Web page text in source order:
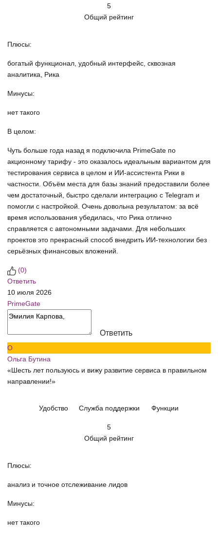
5
Общий рейтинг
Плюсы:
богатый функционал, удобный интерфейс, сквозная
аналитика, Рика
Минусы:
нет такого
В целом:
Чуть больше года назад я подключила PrimeGate по
акционному тарифу - это оказалось идеальным вариантом для
тестирования сервиса в целом и ИИ‑ассистента Рики в
частности. Объём места для базы знаний предоставили более
чем достаточный, быстро сделали интеграцию с Telegram и
помогли с настройкой. Очень довольна результатом: за всё
время использования убедилась, что Рика отлично
справляется с автономными задачами. Для небольших
проектов это прекрасный способ внедрить ИИ‑технологии без
серьёзных финансовых вложений.
(0)
Ответить
10 июля 2026
PrimeGate
Ответить
О
Ольга Бутина
«Шесть лет пользуюсь и вижу развитие сервиса в правильном
направлении!»
Удобство Служба поддержки Функции
5
Общий рейтинг
Плюсы:
анализ и точное отслеживание лидов
Минусы:
нет такого